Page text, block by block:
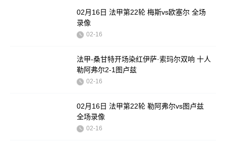
02月16日 法甲第22轮 梅斯vs欧塞尔 全场
录像
02-16
法甲-桑甘特开场染红伊萨·索玛尔双响 十人
勒阿弗尔2-1图卢兹
02-16
02月16日 法甲第22轮 勒阿弗尔vs图卢兹
全场录像
02-16